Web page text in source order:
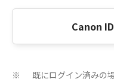
Canon
※ 既にログイン済みの